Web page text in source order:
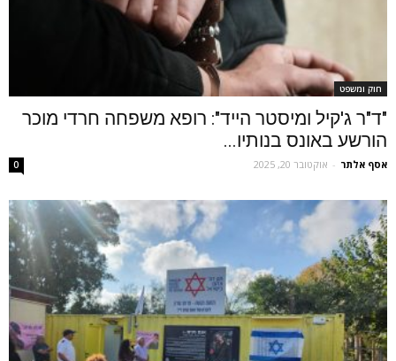
חוק ומשפט
"ד"ר ג'קיל ומיסטר הייד": רופא משפחה חרדי מוכר
הורשע באונס בנותיו...
אסף אלתר - אוקטובר 20, 2025 0